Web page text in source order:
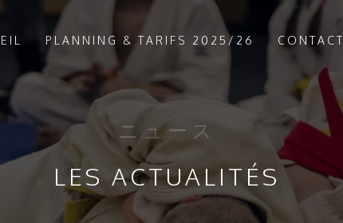
PLANNING & TARIFS 2025/26 CONTACT
ニュース
LES ACTUALITÉS